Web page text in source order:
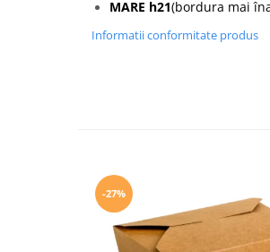
MARE h21(bordura mai
Informatii conformitate produs
-27%